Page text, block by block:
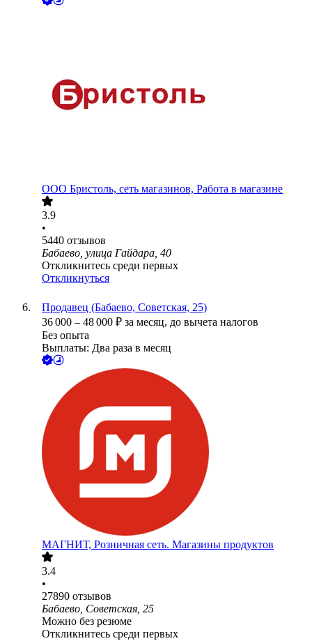
ООО Бристоль, сеть магазинов, Работа в магазине
3.9
•
5440 отзывов
Бабаево, улица Гайдара, 40
Откликнитесь среди первых
Откликнуться
Продавец (Бабаево, Советская, 25)
36 000 – 48 000 ₽ за месяц, до вычета налогов
Без опыта
Выплаты: Два раза в месяц
МАГНИТ, Розничная сеть. Магазины продуктов
3.4
•
27890 отзывов
Бабаево, Советская, 25
Можно без резюме
Откликнитесь среди первых